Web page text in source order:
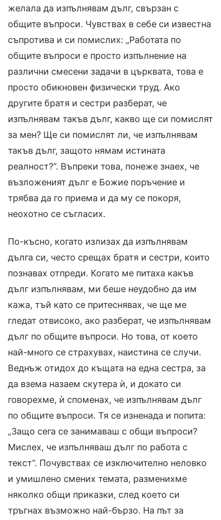
желала да изпълнявам дълг, свързан с
общите въпроси. Чувствах в себе си известна
съпротива и си помислих: „Работата по
общите въпроси е просто изпълнение на
различни смесени задачи в църквата, това е
просто обикновен физически труд. Ако
другите братя и сестри разберат, че
изпълнявам такъв дълг, какво ще си помислят
за мен? Ще си помислят ли, че изпълнявам
такъв дълг, защото нямам истината
реалност?“. Въпреки това, понеже знаех, че
възложеният дълг е Божие поръчение и
трябва да го приема и да му се покоря,
неохотно се съгласих.
По-късно, когато излизах да изпълнявам
дълга си, често срещах братя и сестри, които
познавах отпреди. Когато ме питаха какъв
дълг изпълнявам, ми беше неудобно да им
кажа, тъй като се притеснявах, че ще ме
гледат отвисоко, ако разберат, че изпълнявам
дълг по общите въпроси. Но това, от което
най-много се страхувах, наистина се случи.
Веднъж отидох до къщата на една сестра, за
да взема назаем скутера ѝ, и докато си
говорехме, ѝ споменах, че изпълнявам дълг
по общите въпроси. Тя се изненада и попита:
„Защо сега се занимаваш с общи въпроси?
Мислех, че изпълняваш дълг по работа с
текст“. Почувствах се изключително неловко
и умишлено смених темата, разменихме
няколко общи приказки, след което си
тръгнах възможно най-бързо. На път за